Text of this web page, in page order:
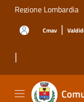
Salta al contenuto
Regione Lombardia
Cmav |
|